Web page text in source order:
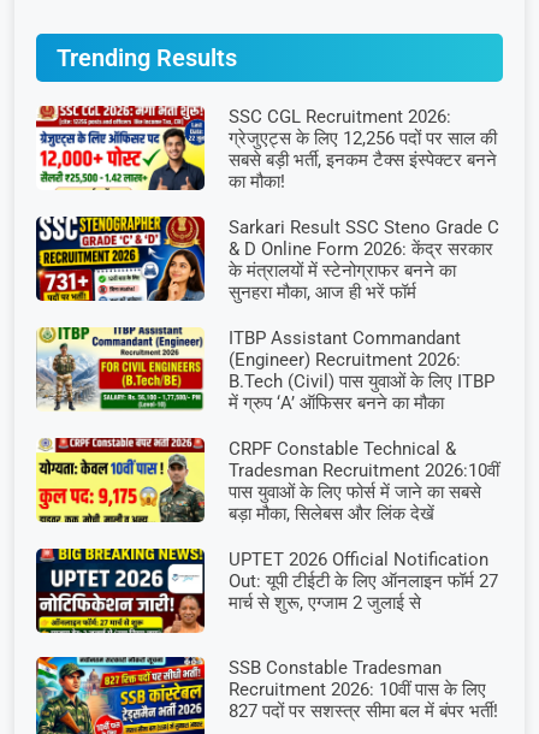
Trending Results
SSC CGL Recruitment 2026:
ग्रेजुएट्स के लिए 12,256 पदों पर साल की
सबसे बड़ी भर्ती, इनकम टैक्स इंस्पेक्टर बनने
का मौका!
Sarkari Result SSC Steno Grade C
& D Online Form 2026: केंद्र सरकार
के मंत्रालयों में स्टेनोग्राफर बनने का
सुनहरा मौका, आज ही भरें फॉर्म
ITBP Assistant Commandant
(Engineer) Recruitment 2026:
B.Tech (Civil) पास युवाओं के लिए ITBP
में ग्रुप ‘A’ ऑफिसर बनने का मौका
CRPF Constable Technical &
Tradesman Recruitment 2026:10वीं
पास युवाओं के लिए फोर्स में जाने का सबसे
बड़ा मौका, सिलेबस और लिंक देखें
UPTET 2026 Official Notification
Out: यूपी टीईटी के लिए ऑनलाइन फॉर्म 27
मार्च से शुरू, एग्जाम 2 जुलाई से
SSB Constable Tradesman
Recruitment 2026: 10वीं पास के लिए
827 पदों पर सशस्त्र सीमा बल में बंपर भर्ती!